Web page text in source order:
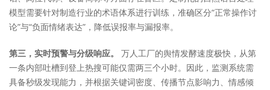
模型需要针对制造行业的术语体系进行训练，准确区分“正常操作讨
论”与“负面情绪表达”，降低误报率与漏报率。
第三，实时预警与分级响应。
万人工厂的舆情发酵速度极快，从第
一条内部吐槽到登上热搜可能仅需两三个小时。因此，监测系统需
具备秒级发现能力，并根据关键词密度、传播节点影响力、情感倾